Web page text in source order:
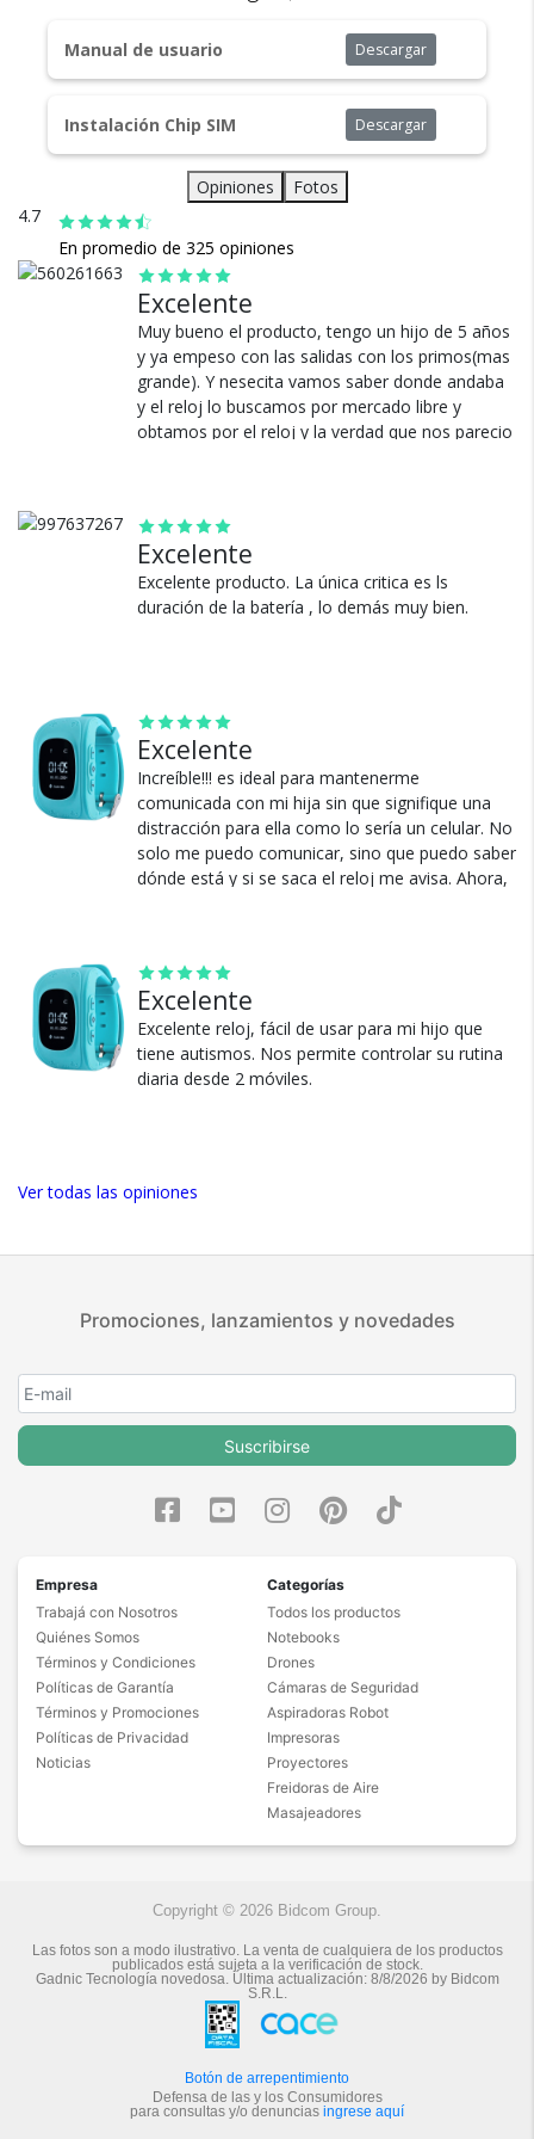
alertas inteligentes, el seguimiento del movimiento,
posicionamiento móvil inalámbrico distancia 5 m
(incluido)-10 m (incluido)
Manual de usuario Descargar
Instalación Chip SIM Descargar
Opiniones
Fotos
4.7
En promedio de 325 opiniones
Excelente
Muy bueno el producto, tengo un hijo de 5 años
y ya empeso con las salidas con los primos(mas
grande). Y nesecita vamos saber donde andaba
y el reloj lo buscamos por mercado libre y
obtamos por el reloj y la verdad que nos parecio
muy contentos con el reloj!!!.
Ver más
Excelente
Excelente producto. La única critica es ls
duración de la batería , lo demás muy bien.
Excelente
Increíble!!! es ideal para mantenerme
comunicada con mi hija sin que signifique una
distracción para ella como lo sería un celular. No
solo me puedo comunicar, sino que puedo saber
dónde está y si se saca el reloj me avisa. Ahora,
es muy lindo y cómodo también, la batería dura
un montón, todo el día y como mi hija va doble
jornada podemos comunicarnos con facilidad.
Excelente producto.
Excelente
Excelente reloj, fácil de usar para mi hijo que
tiene autismos. Nos permite controlar su rutina
diaria desde 2 móviles.
Ver todas las opiniones
Asegurado
Todos nuestros envíos
cuentan con seguro total.
Cambios y Devoluciones
Te damos 30 días de prueba.
Si no es lo que esperabas, te devolvemos tu
dinero.
¿Por qué estamos tan
100% de calificaciones
positivas en MercadoLibre.
5 estrellas de 5 en Google.
5 estrellas de 5 en Facebook.
Más de 15.000 comentarios
envíos.
Garantía oficial y directa con
nosotros.
Promociones, lanzamientos y novedades
Suscribirse
Empresa
Trabajá con Nosotros
Quiénes Somos
Términos y Condiciones
Políticas de Garantía
Términos y Promociones
Políticas de Privacidad
Noticias
Categorías
Todos los productos
Notebooks
Drones
Cámaras de Seguridad
Aspiradoras Robot
Impresoras
Proyectores
Freidoras de Aire
Masajeadores
Copyright © 2026 Bidcom Group.
Las fotos son a modo ilustrativo. La venta de cualquiera de los productos
publicados está sujeta a la verificación de stock.
Gadnic Tecnología novedosa. Última actualización: 8/8/2026 by Bidcom
S.R.L.
Botón de arrepentimiento
Defensa de las y los Consumidores
para consultas y/o denuncias ingrese aquí